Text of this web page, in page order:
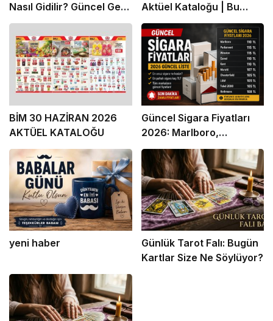
Nasıl Gidilir? Güncel Gezi
Rehberi
Aktüel Kataloğu | Bu
Hafta İndirime Giren
Ürünler
BİM 30 HAZİRAN 2026
AKTÜEL KATALOĞU
Güncel Sigara Fiyatları
2026: Marlboro,
Parliament, Winston,
Camel ve Tüm Sigara
Markalarının Zamlı Fiyat
Listesi
yeni haber
Günlük Tarot Falı: Bugün
Kartlar Size Ne Söylüyor?